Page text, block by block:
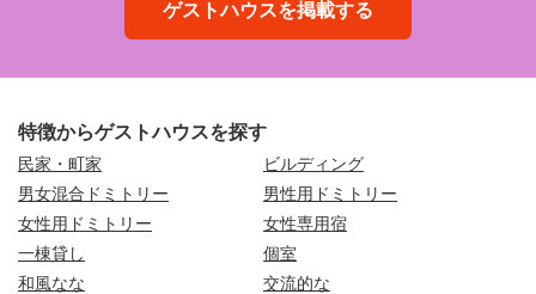
ゲストハウスを掲載する
特徴からゲストハウスを探す
民家・町家
ビルディング
男女混合ドミトリー
男性用ドミトリー
女性用ドミトリー
女性専用宿
一棟貸し
個室
和風なな
交流的な